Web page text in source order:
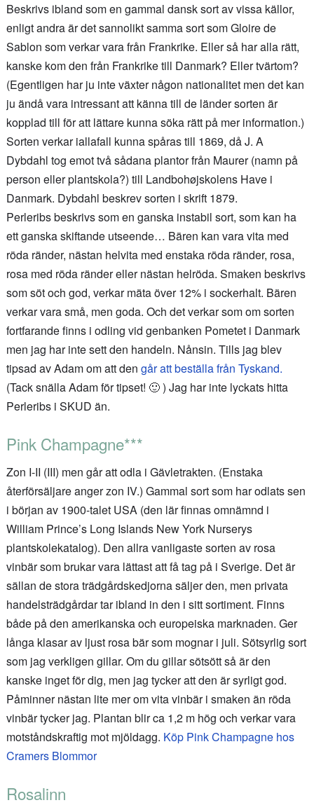
Beskrivs ibland som en gammal dansk sort av vissa källor,
enligt andra är det sannolikt samma sort som Gloire de
Sablon som verkar vara från Frankrike. Eller så har alla rätt,
kanske kom den från Frankrike till Danmark? Eller tvärtom?
(Egentligen har ju inte växter någon nationalitet men det kan
ju ändå vara intressant att känna till de länder sorten är
kopplad till för att lättare kunna söka rätt på mer information.)
Sorten verkar iallafall kunna spåras till 1869, då J. A
Dybdahl tog emot två sådana plantor från Maurer (namn på
person eller plantskola?) till Landbohøjskolens Have i
Danmark. Dybdahl beskrev sorten i skrift 1879.
Perleribs beskrivs som en ganska instabil sort, som kan ha
ett ganska skiftande utseende… Bären kan vara vita med
röda ränder, nästan helvita med enstaka röda ränder, rosa,
rosa med röda ränder eller nästan helröda. Smaken beskrivs
som söt och god, verkar mäta över 12% i sockerhalt. Bären
verkar vara små, men goda. Och det verkar som om sorten
fortfarande finns i odling vid genbanken Pometet i Danmark
men jag har inte sett den handeln. Nånsin. Tills jag blev
tipsad av Adam om att den går att beställa från Tyskand.
(Tack snälla Adam för tipset! 🙂 ) Jag har inte lyckats hitta
Perleribs i SKUD än.
Pink Champagne***
Zon I-II (III) men går att odla i Gävletrakten. (Enstaka
återförsäljare anger zon IV.) Gammal sort som har odlats sen
i början av 1900-talet USA (den lär finnas omnämnd i
William Prince’s Long Islands New York Nurserys
plantskolekatalog). Den allra vanligaste sorten av rosa
vinbär som brukar vara lättast att få tag på i Sverige. Det är
sällan de stora trädgårdskedjorna säljer den, men privata
handelsträdgårdar tar ibland in den i sitt sortiment. Finns
både på den amerikanska och europeiska marknaden. Ger
långa klasar av ljust rosa bär som mognar i juli. Sötsyrlig sort
som jag verkligen gillar. Om du gillar sötsött så är den
kanske inget för dig, men jag tycker att den är syrligt god.
Påminner nästan lite mer om vita vinbär i smaken än röda
vinbär tycker jag. Plantan blir ca 1,2 m hög och verkar vara
motståndskraftig mot mjöldagg. Köp Pink Champagne hos
Cramers Blommor
Rosalinn